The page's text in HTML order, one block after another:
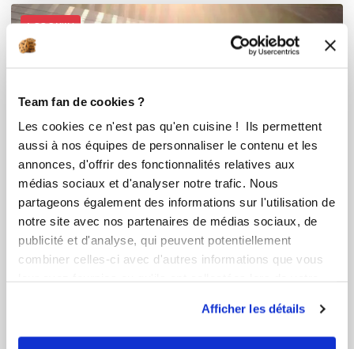
Team fan de cookies ?
Les cookies ce n'est pas qu'en cuisine ! Ils permettent
aussi à nos équipes de personnaliser le contenu et les
annonces, d'offrir des fonctionnalités relatives aux
médias sociaux et d'analyser notre trafic. Nous
partageons également des informations sur l'utilisation de
notre site avec nos partenaires de médias sociaux, de
publicité et d'analyse, qui peuvent potentiellement
combiner celles-ci avec d'autres informations que vous
Afficher les détails
I-COOK'IN